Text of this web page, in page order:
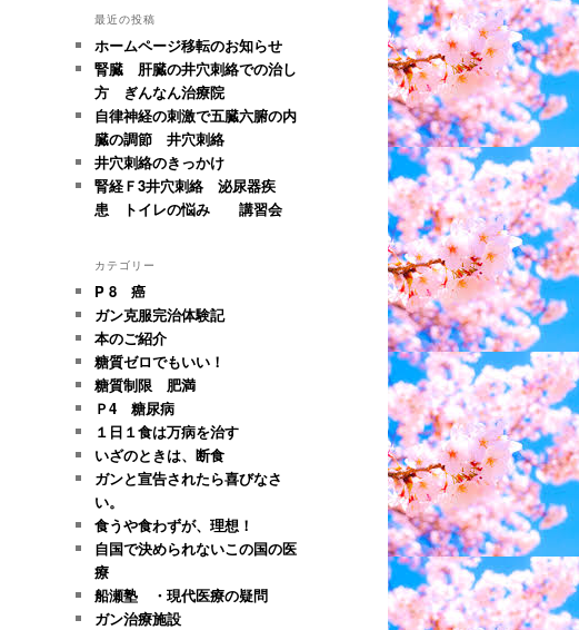
最近の投稿
ホームページ移転のお知らせ
腎臓 肝臓の井穴刺絡での治し
方 ぎんなん治療院
自律神経の刺激で五臓六腑の内
臓の調節 井穴刺絡
井穴刺絡のきっかけ
腎経Ｆ3井穴刺絡 泌尿器疾
患 トイレの悩み 講習会
カテゴリー
P 8 癌
ガン克服完治体験記
本のご紹介
糖質ゼロでもいい！
糖質制限 肥満
Ｐ4 糖尿病
１日１食は万病を治す
いざのときは、断食
ガンと宣告されたら喜びなさ
い。
食うや食わずが、理想！
自国で決められないこの国の医
療
船瀬塾 ・現代医療の疑問
ガン治療施設